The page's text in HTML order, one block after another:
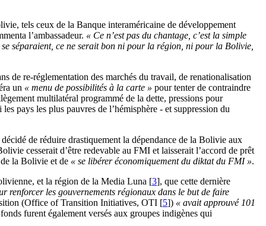
tels ceux de la Banque interaméricaine de développement
l’ambassadeur. « Ce n’est pas du chantage, c’est la simple
se séparaient, ce ne serait bon ni pour la région, ni pour la Bolivie,
de re-réglementation des marchés du travail, de renationalisation
un « menu de possibilités à la carte » pour tenter de contraindre
multilatéral programmé de la dette, pressions pour
pays les plus pauvres de l’hémisphère - et suppression du
de réduire drastiquement la dépendance de la Bolivie aux
cesserait d’être redevable au FMI et laisserait l’accord de prêt
la Bolivie et de « se libérer économiquement du diktat du FMI ».
et la région de la Media Luna [3], que cette dernière
renforcer les gouvernements régionaux dans le but de faire
(Office of Transition Initiatives, OTI [5]) « avait approuvé 101
furent également versés aux groupes indigènes qui